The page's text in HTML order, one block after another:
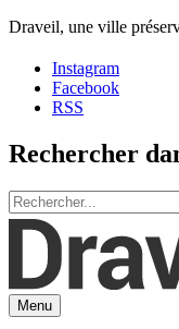
Draveil, une ville
Instagram
Facebook
RSS
Rechercher
Menu